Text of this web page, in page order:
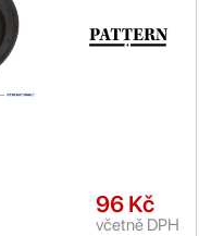
96 Kč
včetně DPH